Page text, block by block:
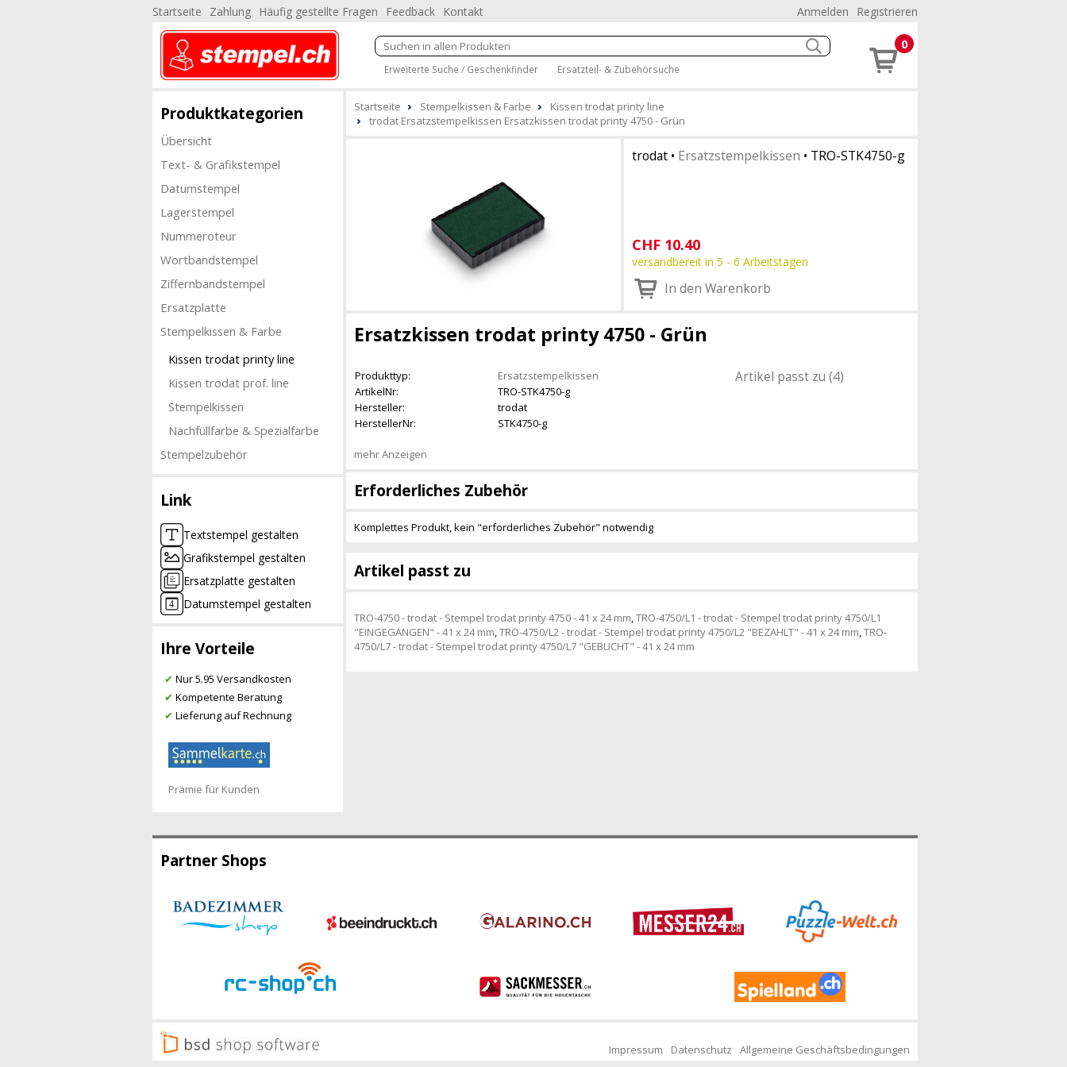
Startseite Zahlung Häufig gestellte Fragen Feedback Kontakt Anmelden Registrieren
Erweiterte Suche / Geschenkfinder Ersatzteil- & Zubehörsuche
0
Produktkategorien
Übersicht
Text- & Grafikstempel
Datumstempel
Lagerstempel
Nummeroteur
Wortbandstempel
Ziffernbandstempel
Ersatzplatte
Stempelkissen & Farbe
Kissen trodat printy line
Kissen trodat prof. line
Stempelkissen
Nachfüllfarbe & Spezialfarbe
Stempelzubehör
Link
Textstempel gestalten
Grafikstempel gestalten
Ersatzplatte gestalten
Datumstempel gestalten
Ihre Vorteile
✔ Nur 5.95 Versandkosten
✔ Kompetente Beratung
✔ Lieferung auf Rechnung
Prämie für Kunden
Startseite Stempelkissen & Farbe
Kissen trodat printy line
trodat Ersatzstempelkissen Ersatzkissen trodat printy 4750 - Grün
trodat• Ersatzstempelkissen • TRO-STK4750-g
CHF 10.40
versandbereit in 5 - 6 Arbeitstagen
In den Warenkorb
Ersatzkissen trodat printy 4750 - Grün
Produkttyp:
Ersatzstempelkissen
ArtikelNr:
TRO-STK4750-g
Hersteller:
trodat
HerstellerNr:
STK4750-g
Artikel passt zu (4)
mehr Anzeigen
Erforderliches Zubehör
Komplettes Produkt, kein "erforderliches Zubehör" notwendig
Artikel passt zu
TRO-4750 - trodat - Stempel trodat printy 4750 - 41 x 24 mm TRO-4750/L1 - trodat - Stempel trodat printy 4750/L1
"EINGEGANGEN" - 41 x 24 mm TRO-4750/L2 - trodat - Stempel trodat printy 4750/L2 "BEZAHLT" - 41 x 24 mm TRO-
4750/L7 - trodat - Stempel trodat printy 4750/L7 "GEBUCHT" - 41 x 24 mm
Partner Shops
Impressum Datenschutz Allgemeine Geschäftsbedingungen